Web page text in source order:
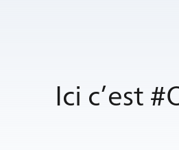
Ici c’est